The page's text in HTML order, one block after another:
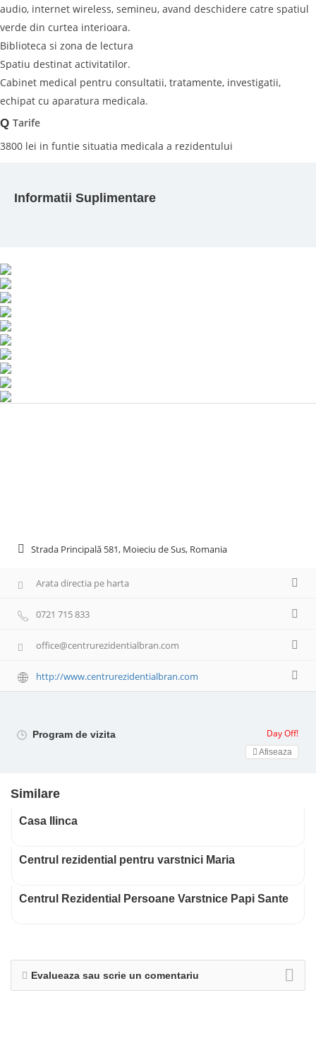
audio, internet wireless, semineu, avand deschidere catre spatiul
verde din curtea interioara.
Biblioteca si zona de lectura
Spatiu destinat activitatilor.
Cabinet medical pentru consultatii, tratamente, investigatii,
echipat cu aparatura medicala.
Q Tarife
3800 lei in funtie situatia medicala a rezidentului
Informatii Suplimentare
Strada Principală 581, Moieciu de Sus, Romania
Arata directia pe harta
0721 715 833
office@centrurezidentialbran.com
http://www.centrurezidentialbran.com
Program de vizita Day Off!
Afiseaza
Similare
Casa Ilinca
Centrul rezidential pentru varstnici Maria
Centrul Rezidential Persoane Varstnice Papi Sante
Evalueaza sau scrie un comentariu